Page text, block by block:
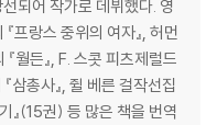
되어 작가로 데뷔했다. 영
프랑스 중위의 여자』, 허먼
월든』, F. 스콧 피츠제럴드
삼총사』, 쥘 베른 걸작선집
』(15권) 등 많은 책을 번역